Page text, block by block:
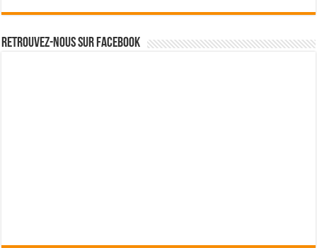
Retrouvez-nous sur Facebook